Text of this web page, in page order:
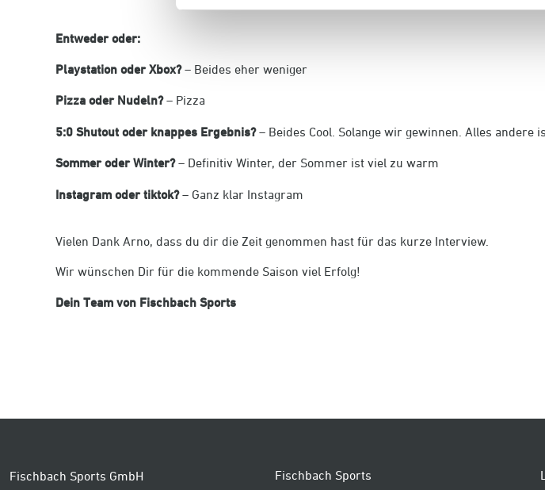
Entweder oder:
Playstation oder Xbox?– Beides eher weniger
Pizza oder Nudeln?– Pizza
5:0 Shutout oder knappes Ergebnis?– Beides Cool. Solange wir gewinnen. Alles andere
Sommer oder Winter?– Definitiv Winter, der Sommer ist viel zu warm
Instagram oder tiktok?– Ganz klar Instagram
Vielen Dank Arno, dass du dir die Zeit genommen hast für das kurze Interview.
Wir wünschen Dir für die kommende Saison viel Erfolg!
Dein Team von Fischbach Sports
Fischbach Sports GmbH Fischbach Sports